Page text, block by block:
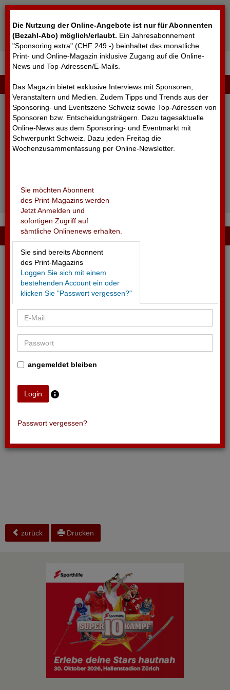
Die Nutzung der Online-Angebote ist nur für Abonnenten
(Bezahl-Abo) möglich/erlaubt. Ein Jahresabonnement
"Sponsoring extra" (CHF 249.-) beinhaltet das monatliche
Print- und Online-Magazin inklusive Zugang auf die Online-
News und Top-Adressen/E-Mails.
Das Magazin bietet exklusive Interviews mit Sponsoren,
Veranstaltern und Medien. Zudem Tipps und Trends aus der
Sponsoring- und Eventszene Schweiz sowie Top-Adressen von
Sponsoren bzw. Entscheidungsträgern. Dazu tagesaktuelle
Online-News aus dem Sponsoring- und Eventmarkt mit
Schwerpunkt Schweiz. Dazu jeden Freitag die
Wochenzusammenfassung per Online-Newsletter.
Sie möchten Abonnent
des Print-Magazins werden
Jetzt Anmelden und
sofortigen Zugriff auf
sämtliche Onlinenews erhalten.
Sie sind bereits Abonnent
des Print-Magazins
Loggen Sie sich mit einem
bestehenden Account ein oder
klicken Sie "Passwort vergessen?"
angemeldet bleiben
Passwort vergessen?
LOGIN
Passwort vergessen?
Noch nicht registriert?
05.06.2025 - NEUES FORMEL-1-TEAM CADILLAC
Erster Partner präsentiert
zurück Drucken
Cookie-Einstellungen